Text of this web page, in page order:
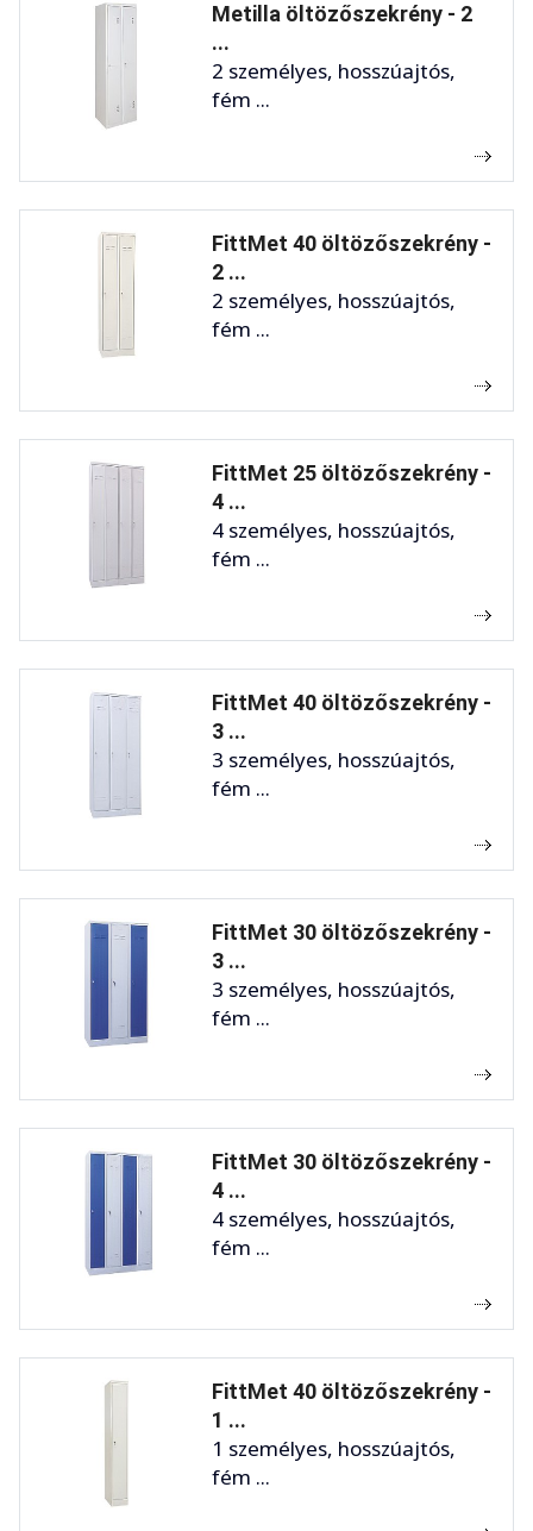
Metilla öltözőszekrény - 2
...
2 személyes, hosszúajtós,
fém ...
FittMet 40 öltözőszekrény -
2 ...
2 személyes, hosszúajtós,
fém ...
FittMet 25 öltözőszekrény -
4 ...
4 személyes, hosszúajtós,
fém ...
FittMet 40 öltözőszekrény -
3 ...
3 személyes, hosszúajtós,
fém ...
FittMet 30 öltözőszekrény -
3 ...
3 személyes, hosszúajtós,
fém ...
FittMet 30 öltözőszekrény -
4 ...
4 személyes, hosszúajtós,
fém ...
FittMet 40 öltözőszekrény -
1 ...
1 személyes, hosszúajtós,
fém ...